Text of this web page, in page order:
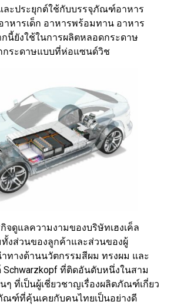
ละประยุกต์ใช้กับบรรจุภัณฑ์อาหาร
หารเด็ก อาหารพร้อมทาน อาหาร
นี้ยังใช้ในการผลิตหลอดกระดาษ
ระดาษแบบที่ห่อแซนด์วิช
จดูแลความงามของบริษัทเฮงเค็ล
งส่วนของลูกค้าและส่วนของผู้
ทางด้านนวัตกรรมสีผม ทรงผม และ
ที่ติดอันดับหนึ่งในสาม
ที่เป็นผู้เชี่ยวชาญเรื่องผลิตภัณฑ์เกี่ยว
ณฑ์ที่คุ้นเคยกับคนไทยเป็นอย่างดี